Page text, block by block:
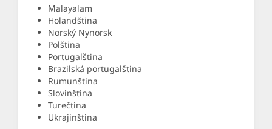
Malayalam
Holandština
Norský Nynorsk
Polština
Portugalština
Brazilská portugalština
Rumunština
Slovinština
Turečtina
Ukrajinština